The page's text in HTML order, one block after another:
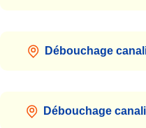
Débouchage
Débouchage